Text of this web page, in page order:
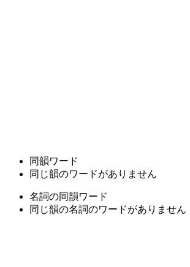
同韻ワード
同じ韻のワードがありません
名詞の同韻ワード
同じ韻の名詞のワードがありません